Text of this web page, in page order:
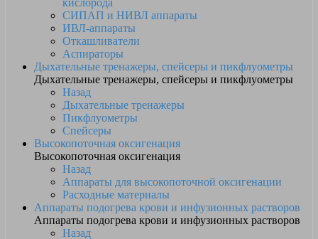
кислорода
СИПАП и НИВЛ аппараты
ИВЛ-аппараты
Откашливатели
Аспираторы
Дыхательные тренажеры, спейсеры и пикфлуометры
Дыхательные тренажеры, спейсеры и пикфлуометры
Назад
Дыхательные тренажеры
Пикфлуометры
Спейсеры
Высокопоточная оксигенация
Высокопоточная оксигенация
Назад
Аппараты для высокопоточной оксигенации
Расходные материалы
Аппараты подогрева крови и инфузионных растворов
Аппараты подогрева крови и инфузионных растворов
Назад